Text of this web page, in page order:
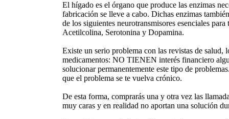
El hígado es el órgano que produce las enzimas
fabricación se lleve a cabo. Dichas enzimas
de los siguientes neurotransmisores esenciales
Acetilcolina, Serotonina y Dopamina.
Existe un serio problema con las revistas de salud,
medicamentos: NO TIENEN interés financiero
solucionar permanentemente este tipo de
que el problema se te vuelva crónico.
De esta forma, comprarás una y otra vez las
muy caras y en realidad no aportan una solución